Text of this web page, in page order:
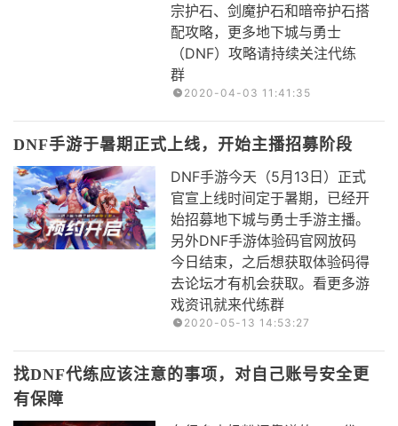
宗护石、剑魔护石和暗帝护石搭
配攻略，更多地下城与勇士
（DNF）攻略请持续关注代练
群
2020-04-03 11:41:35
DNF手游于暑期正式上线，开始主播招募阶段
DNF手游今天（5月13日）正式
官宣上线时间定于暑期，已经开
始招募地下城与勇士手游主播。
另外DNF手游体验码官网放码
今日结束，之后想获取体验码得
去论坛才有机会获取。看更多游
戏资讯就来代练群
2020-05-13 14:53:27
找DNF代练应该注意的事项，对自己账号安全更
有保障